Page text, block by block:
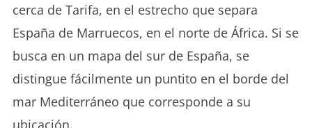
cerca de Tarifa, en el estrecho que separa
España de Marruecos, en el norte de África. Si se
busca en un mapa del sur de España, se
distingue fácilmente un puntito en el borde del
mar Mediterráneo que corresponde a su
ubicación.